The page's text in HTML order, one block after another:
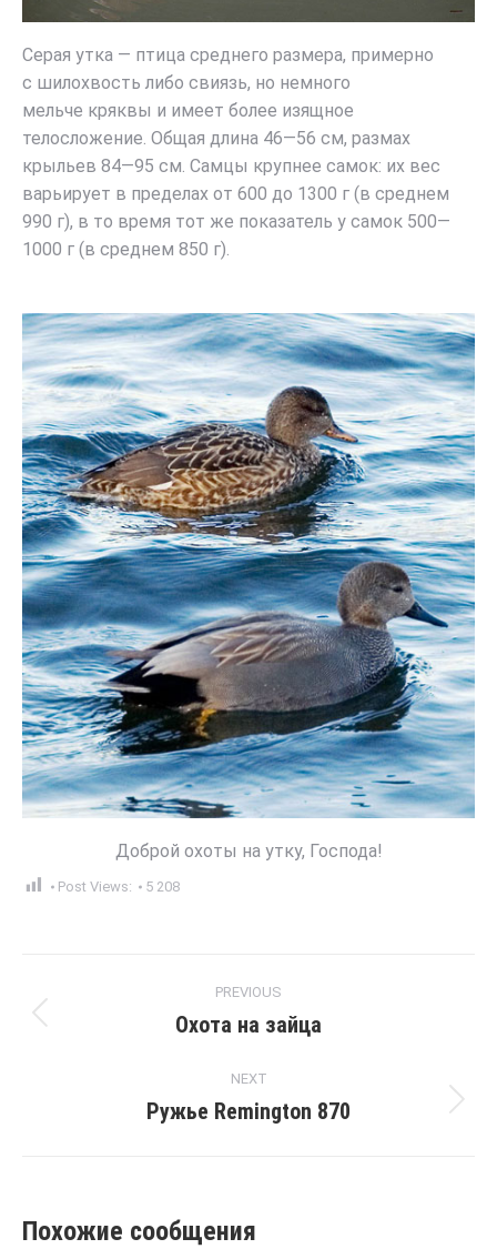
Серая утка — птица среднего размера, примерно
с шилохвость либо свиязь, но немного
мельче кряквы и имеет более изящное
телосложение. Общая длина 46—56 см, размах
крыльев 84—95 см. Самцы крупнее самок: их вес
варьирует в пределах от 600 до 1300 г (в среднем
990 г), в то время тот же показатель у самок 500—
1000 г (в среднем 850 г).
Доброй охоты на утку, Господа!
Post Views: 5 208
navigation
PREVIOUS
Previous
Охота на зайца
NEXT
Next
Ружье Remington 870
Похожие сообщения